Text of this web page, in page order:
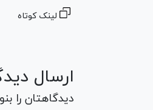
لینک کوتاه
ارسال
دیدگاهتان را